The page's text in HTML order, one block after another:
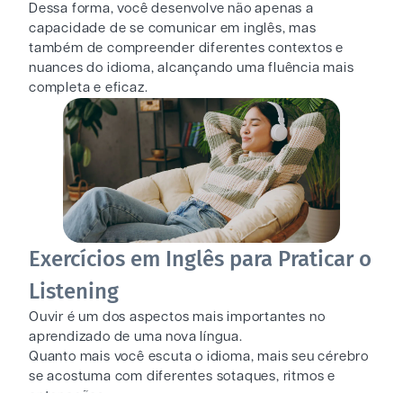
Dessa forma, você desenvolve não apenas a
capacidade de se comunicar em inglês, mas
também de compreender diferentes contextos e
nuances do idioma, alcançando uma fluência mais
completa e eficaz.
Exercícios em Inglês para Praticar o
Listening
Ouvir é um dos aspectos mais importantes no
aprendizado de uma nova língua.
Quanto mais você escuta o idioma, mais seu cérebro
se acostuma com diferentes sotaques, ritmos e